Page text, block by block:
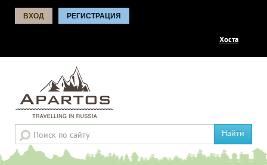
ВХОД РЕГИСТРАЦИЯ
Хоста
Найти